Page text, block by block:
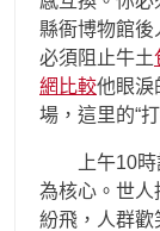
縣衙博物館後
必須阻止牛土
網比較他眼淚
場，這里的“
上午10
為核心。世人
紛飛，人群歡